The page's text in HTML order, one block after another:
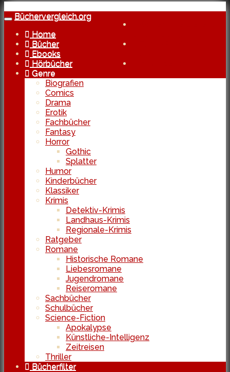
Skip
to
content
Toggle
navigation
Büchervergleich.org
Home
Bücher
Ebooks
Hörbücher
Genre
Biografien
Comics
Drama
Erotik
Fachbücher
Fantasy
Horror
Gothic
Splatter
Humor
Kinderbücher
Klassiker
Krimis
Detektiv-Krimis
Landhaus-Krimis
Regionale-Krimis
Ratgeber
Romane
Historische Romane
Liebesromane
Jugendromane
Reiseromane
Sachbücher
Schulbücher
Science-Fiction
Apokalypse
Künstliche-Intelligenz
Zeitreisen
Thriller
Bücherfilter